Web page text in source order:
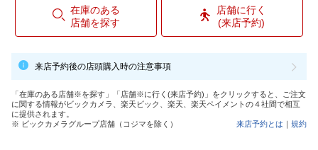
在庫のある
店舗を探す
店舗に行く
(来店予約)
来店予約後の店頭購入時の注意事項
「在庫のある店舗※を探す」「店舗※に行く(来店予約)」をクリックすると、ご注文
に関する情報がビックカメラ、楽天ビック、楽天、楽天ペイメントの４社間で相互
に提供されます。
※ ビックカメラグループ店舗（コジマを除く）
来店予約とは ｜ 規約